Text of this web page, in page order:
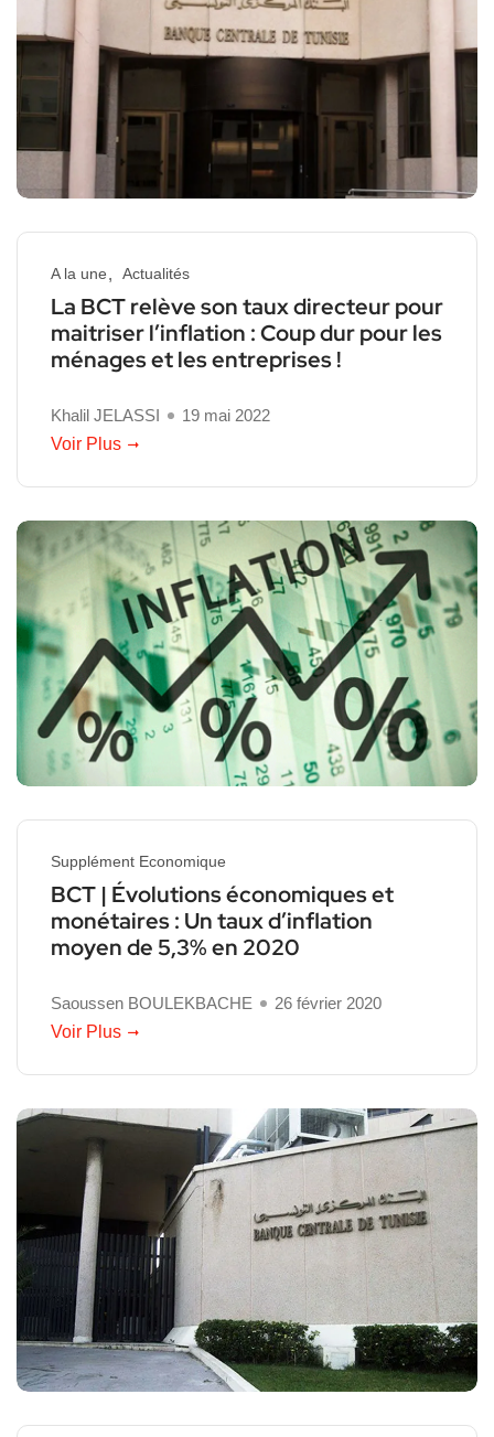
A la une Actualités
La BCT relève son taux directeur pour
maitriser l’inflation : Coup dur pour les
ménages et les entreprises !
Khalil JELASSI
19 mai 2022
Voir Plus
Supplément Economique
BCT | Évolutions économiques et
monétaires : Un taux d’inflation
moyen de 5,3% en 2020
Saoussen BOULEKBACHE
26 février 2020
Voir Plus